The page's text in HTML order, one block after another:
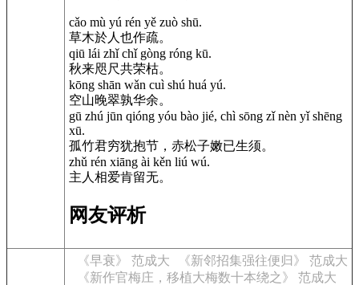
cǎo mù yú rén yě zuò shū.
草木於人也作疏。
qiū lái zhǐ chǐ gòng róng kū.
秋来咫尺共荣枯。
kōng shān wǎn cuì shú huá yú.
空山晚翠孰华余。
gū zhú jūn qióng yóu bào jié, chì sōng zǐ nèn yǐ shēng
xū.
孤竹君穷犹抱节，赤松子嫩已生须。
zhǔ rén xiāng ài kěn liú wú.
主人相爱肯留无。
网友评析
《早衰》 范成大
《新邻招集强往便归》 范成大
《新作官梅庄，移植大梅数十本绕之》 范成大